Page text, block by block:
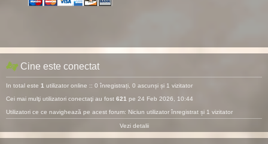
Cine este conectat
In total este 1 utilizator online :: 0 înregistrați, 0 ascunși și 1 vizitator
Cei mai mulţi utilizatori conectaţi au fost 621 pe 24 Feb 2026, 10:44
Utilizatori ce ce navighează pe acest forum: Niciun utilizator înregistrat și 1 vizitator
Vezi detalii